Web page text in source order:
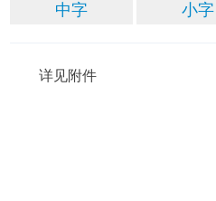
中字 小字
详见附件